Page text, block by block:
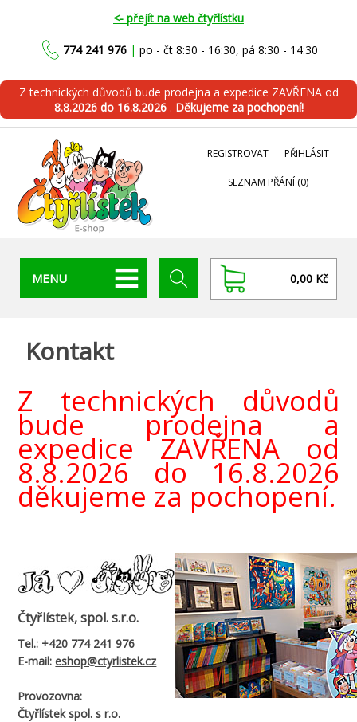
<- přejít na web čtyřlístku
774 241 976 | po - čt 8:30 - 16:30, pá 8:30 - 14:30
Z technických důvodů bude prodejna a expedice ZAVŘENA od
8.8.2026 do 16.8.2026 . Děkujeme za pochopení!
REGISTROVAT PŘIHLÁSIT
SEZNAM PŘÁNÍ (0)
MENU 0,00 Kč
Kontakt
Z technických důvodů
bude prodejna a
expedice ZAVŘENA od
8.8.2026 do 16.8.2026
děkujeme za pochopení.
Čtyřlístek, spol. s.r.o.
Tel.: +420 774 241 976
E-mail:eshop@ctyrlistek.cz
Provozovna:
Čtyřlístek spol. s r.o.